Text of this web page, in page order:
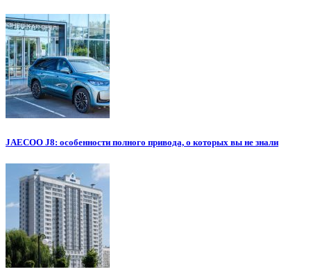
JAECOO J8: особенности полного привода, о которых вы не знали